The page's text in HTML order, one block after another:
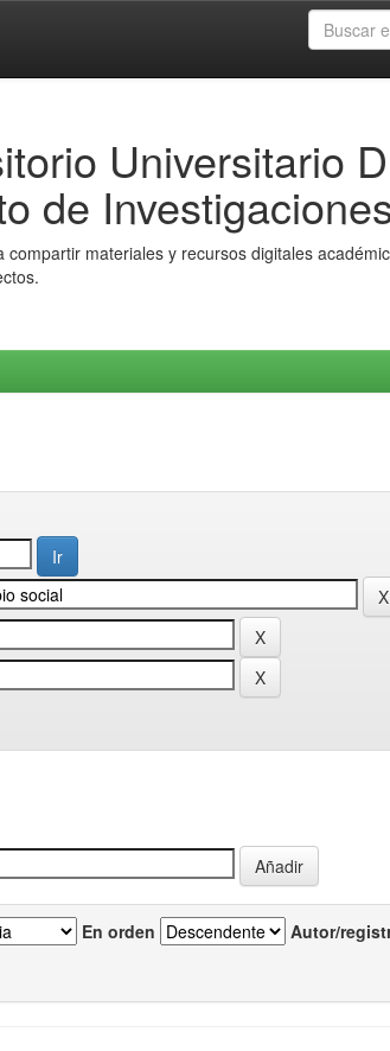
Universitario
de
compartir materiales y recursos digitales
En orden Autor/